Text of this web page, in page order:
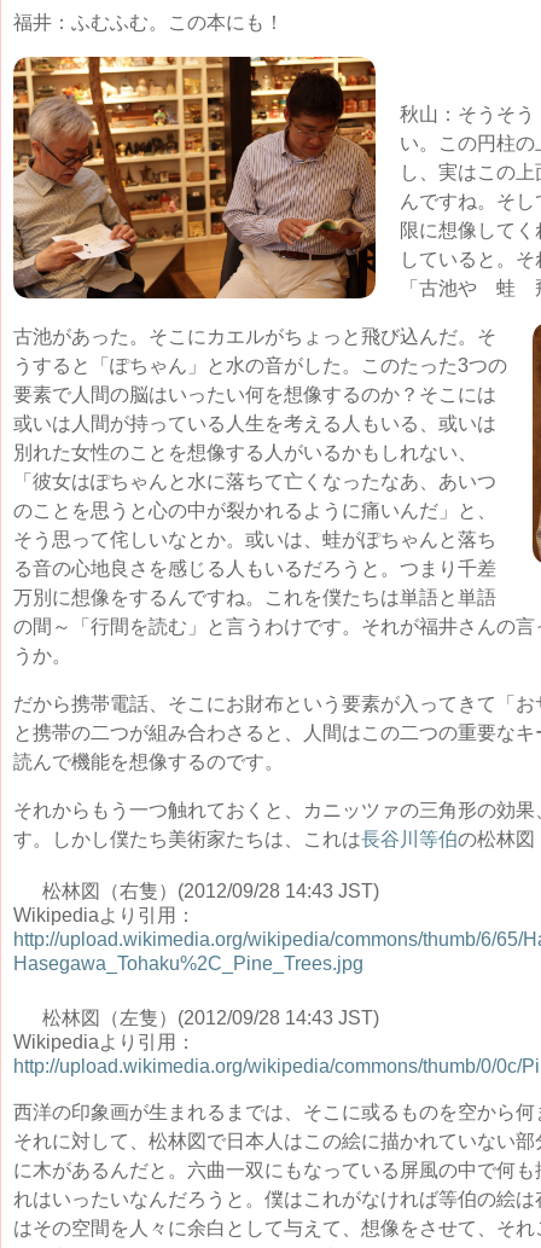
福井：ふむふむ。この本にも！
秋山：そうそ
い。この円柱
し、実はこの
んですね。そ
限に想像して
していると。
「古池や 蛙
古池があった。そこにカエルがちょっと飛び込んだ。そ
うすると「ぽちゃん」と水の音がした。このたった3つの
要素で人間の脳はいったい何を想像するのか？そこには
或いは人間が持っている人生を考える人もいる、或いは
別れた女性のことを想像する人がいるかもしれない、
「彼女はぽちゃんと水に落ちて亡くなったなあ、あいつ
のことを思うと心の中が裂かれるように痛いんだ」と、
そう思って侘しいなとか。或いは、蛙がぽちゃんと落ち
る音の心地良さを感じる人もいるだろうと。つまり千差
万別に想像をするんですね。これを僕たちは単語と単語
の間～「行間を読む」と言うわけです。それが福井さんの
うか。
だから携帯電話、そこにお財布という要素が入ってきて「
と携帯の二つが組み合わさると、人間はこの二つの重要な
読んで機能を想像するのです。
それからもう一つ触れておくと、カニッツァの三角形の効
す。しかし僕たち美術家たちは、これは長谷川等伯の松林図
松林図（右隻）(2012/09/28 14:43 JST)
Wikipediaより引用：
http://upload.wikimedia.org/wikipedia/commons/thumb/6/65/
Hasegawa_Tohaku%2C_Pine_Trees.jpg
松林図（左隻）(2012/09/28 14:43 JST)
Wikipediaより引用：
http://upload.wikimedia.org/wikipedia/commons/thumb/0/0c/
西洋の印象画が生まれるまでは、そこに或るものを空から
それに対して、松林図で日本人はこの絵に描かれていない
に木があるんだと。六曲一双にもなっている屏風の中で何
れはいったいなんだろうと。僕はこれがなければ等伯の絵
はその空間を人々に余白として与えて、想像をさせて、そ